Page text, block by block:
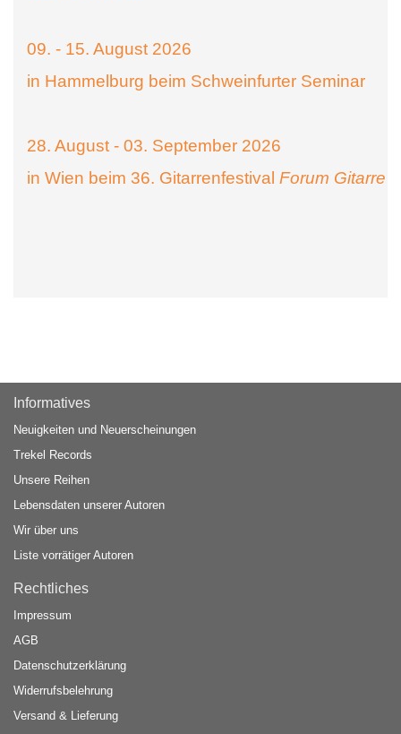
09. - 15. August 2026
in Hammelburg beim Schweinfurter Seminar
28. August - 03. September 2026
in Wien beim 36. Gitarrenfestival Forum Gitarre
Informatives
Neuigkeiten und Neuerscheinungen
Trekel Records
Unsere Reihen
Lebensdaten unserer Autoren
Wir über uns
Liste vorrätiger Autoren
Rechtliches
Impressum
AGB
Datenschutzerklärung
Widerrufsbelehrung
Versand & Lieferung